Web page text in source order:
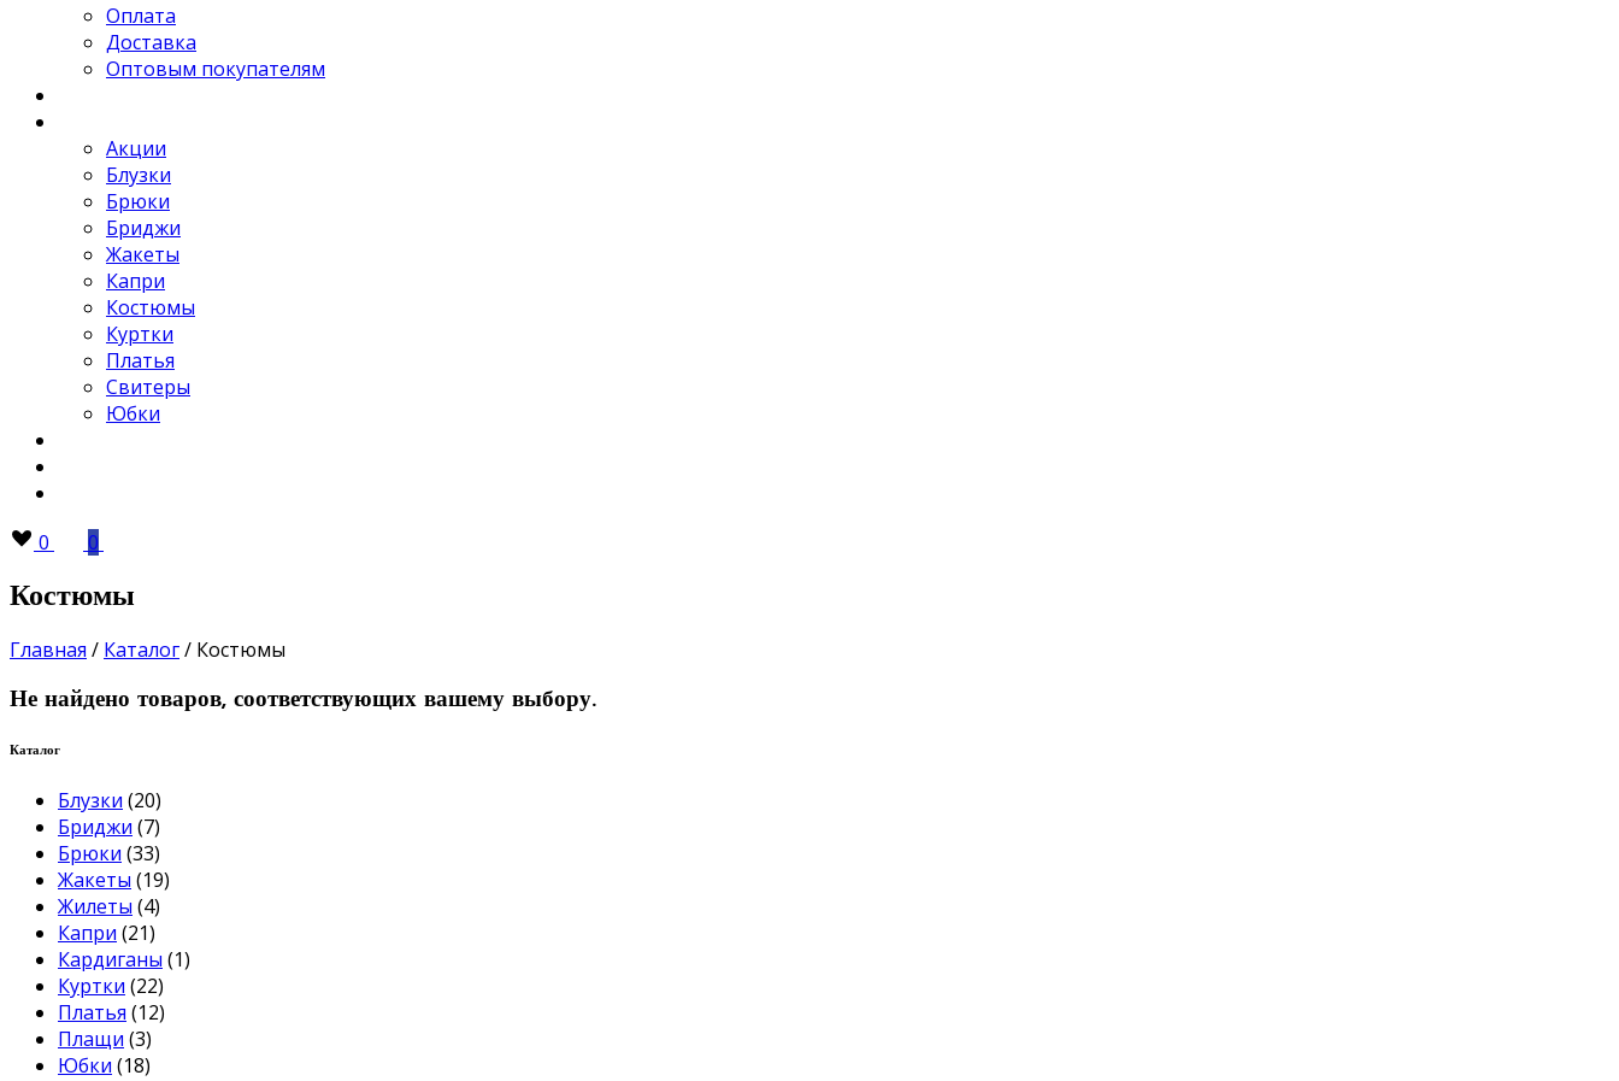
Оплата
Доставка
Оптовым покупателям
Акции
Блузки
Брюки
Бриджи
Жакеты
Капри
Костюмы
Куртки
Платья
Свитеры
Юбки
0
0
Костюмы
Главная / Каталог/ Костюмы
Не найдено товаров, соответствующих вашему выбору.
Каталог
Блузки (20)
Бриджи (7)
Брюки (33)
Жакеты (19)
Жилеты (4)
Капри (21)
Кардиганы (1)
Куртки (22)
Платья (12)
Плащи (3)
Юбки (18)